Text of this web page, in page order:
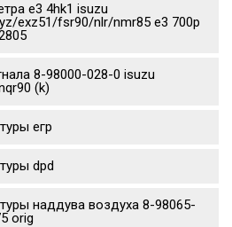
е3 4hk1 isuzu
exz51/fsr90/nlr/nmr85 e3 700p
8-98000-028-0 isuzu
(k)
егр
dpd
наддува воздуха 8-98065-
orig